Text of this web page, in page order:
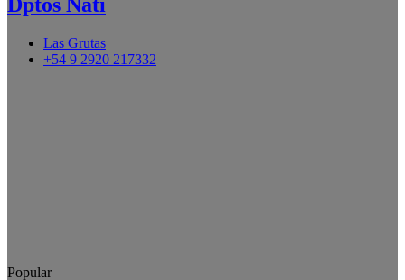
Las Grutas
+54 9 2920 217332
Popular